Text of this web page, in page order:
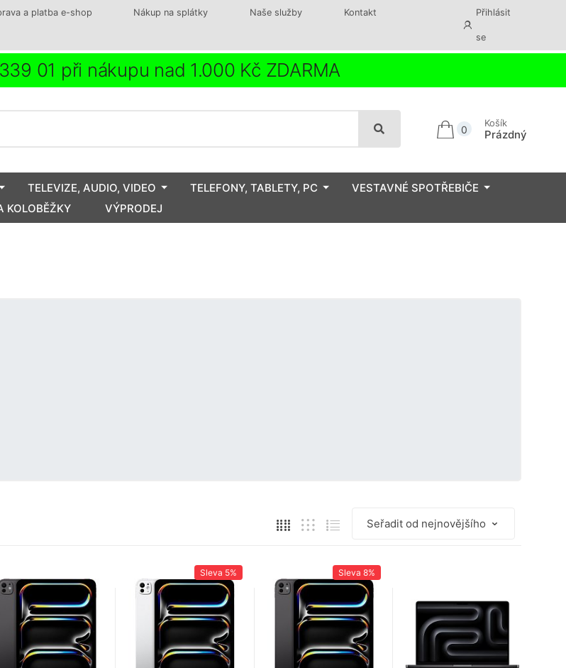
a platba e-shop Nákup na splátky Naše služby Kontakt Přihlásit
se
01 při nákupu nad 1.000 Kč ZDARMA
0
Košík
Prázdný
TELEVIZE, AUDIO, VIDEO TELEFONY, TABLETY, PC
VESTAVNÉ SPOTŘEBIČE
KOLOBĚŽKY VÝPRODEJ
Sleva 5% Sleva8%